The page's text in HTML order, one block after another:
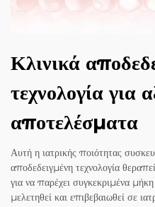
Κλινικά
τεχνολογία για
αποτελέσματα
Αυτή η ιατρικής ποιότητας
αποδεδειγμένη τεχνολογία
για να παρέχει συγκεκριμένα
μελετηθεί και επιβεβαιωθεί σε